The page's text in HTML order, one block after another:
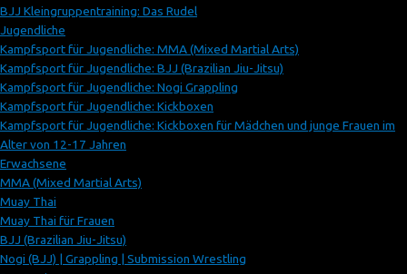
BJJ Kleingruppentraining: Das Rudel
Jugendliche
Kampfsport für Jugendliche: MMA (Mixed Martial Arts)
Kampfsport für Jugendliche: BJJ (Brazilian Jiu-Jitsu)
Kampfsport für Jugendliche: Nogi Grappling
Kampfsport für Jugendliche: Kickboxen
Kampfsport für Jugendliche: Kickboxen für Mädchen und junge Frauen im
Alter von 12-17 Jahren
Erwachsene
MMA (Mixed Martial Arts)
Muay Thai
Muay Thai für Frauen
BJJ (Brazilian Jiu-Jitsu)
Nogi (BJJ) | Grappling | Submission Wrestling